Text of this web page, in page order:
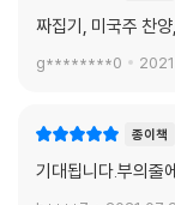
그럼 구글이나 애플
인공지능 시대는 이
30년 뒤 지금보다 최
한다.
“구글, 애플 같은 우
짜집기, 미국주 찬
g********0
종이책
기대됩니다.부의줄